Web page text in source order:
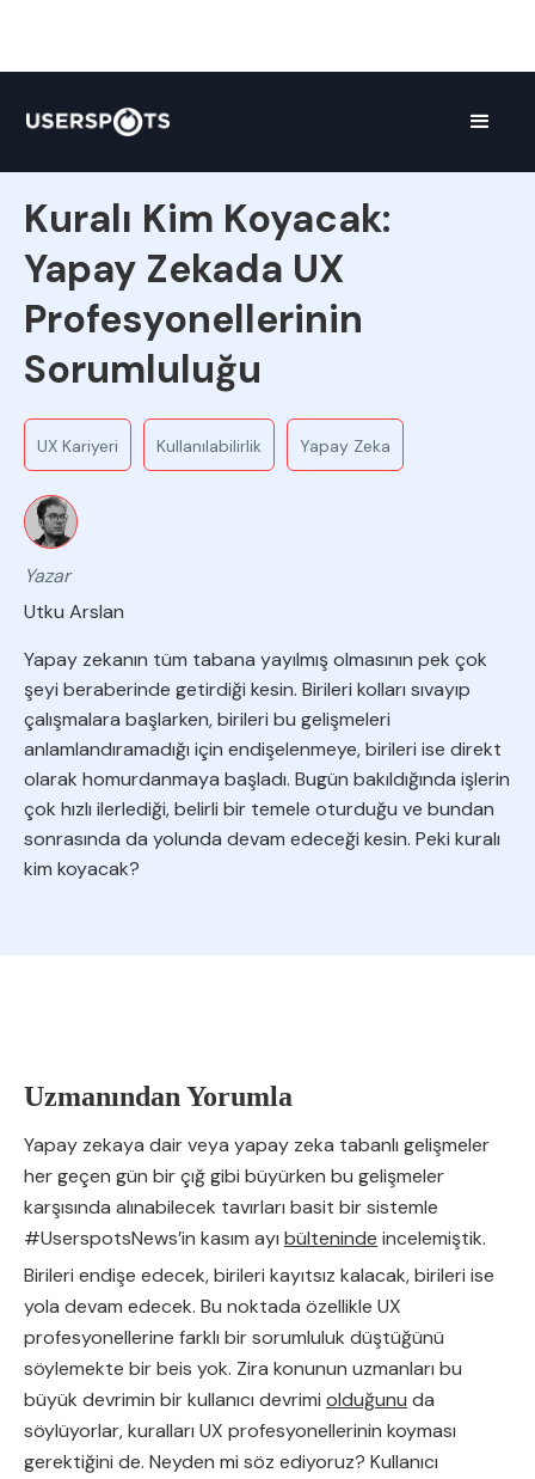
Kuralı Kim Koyacak:
Yapay Zekada UX
Profesyonellerinin
Sorumluluğu
Yazar
Utku Arslan
UX Kariyeri Kullanılabilirlik Yapay Zeka
Yapay zekanın tüm tabana yayılmış olmasının pek çok
şeyi beraberinde getirdiği kesin. Birileri kolları sıvayıp
çalışmalara başlarken, birileri bu gelişmeleri
anlamlandıramadığı için endişelenmeye, birileri ise direkt
olarak homurdanmaya başladı. Bugün bakıldığında işlerin
çok hızlı ilerlediği, belirli bir temele oturduğu ve bundan
sonrasında da yolunda devam edeceği kesin. Peki kuralı
kim koyacak?
Uzmanından Yorumla
Yapay zekaya dair veya yapay zeka tabanlı gelişmeler
her geçen gün bir çığ gibi büyürken bu gelişmeler
karşısında alınabilecek tavırları basit bir sistemle
#UserspotsNews’in kasım ayı bülteninde incelemiştik.
Birileri endişe edecek, birileri kayıtsız kalacak, birileri ise
yola devam edecek. Bu noktada özellikle UX
profesyonellerine farklı bir sorumluluk düştüğünü
söylemekte bir beis yok. Zira konunun uzmanları bu
büyük devrimin bir kullanıcı devrimi olduğunu da
söylüyorlar, kuralları UX profesyonellerinin koyması
gerektiğini de. Neyden mi söz ediyoruz? Kullanıcı